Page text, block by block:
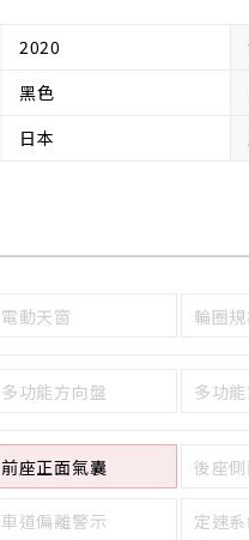
2020
黑色
日本
電動天窗 輪圈
多功能方向盤 多功
前座正面氣囊 後座
車道偏離警示 定速